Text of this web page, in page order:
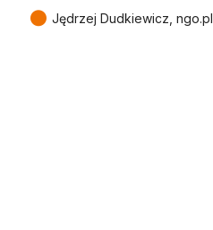
● Jędrzej Dudkiewicz, ngo.pl